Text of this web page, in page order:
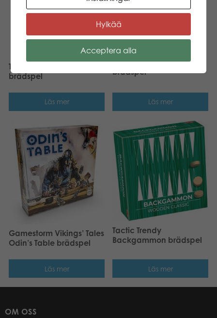
Tactic Botanical Bliss
brädspel
Läs mer
Tactic Sänka skepp
brädspel
Läs mer
Gamestorm Vikings’ Tales
Odin’s Table brädspel
Läs mer
Tactic Trendy
Backgammon brädspel
Läs mer
OM OSS
Hylkää
Acceptera alla